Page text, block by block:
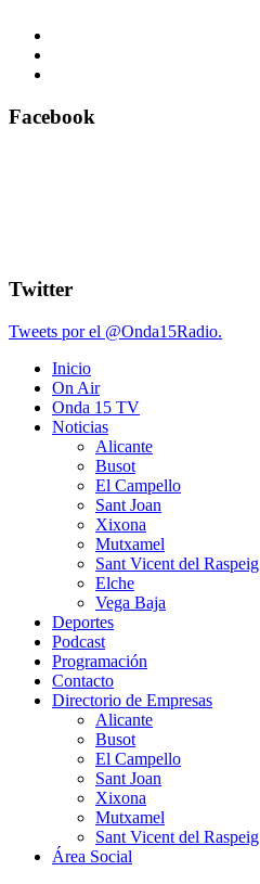
Facebook
Twitter
Tweets por el @Onda15Radio.
Inicio
On Air
Onda 15 TV
Noticias
Alicante
Busot
El Campello
Sant Joan
Xixona
Mutxamel
Sant Vicent del Raspeig
Elche
Vega Baja
Deportes
Podcast
Programación
Contacto
Directorio de Empresas
Alicante
Busot
El Campello
Sant Joan
Xixona
Mutxamel
Sant Vicent del Raspeig
Área Social